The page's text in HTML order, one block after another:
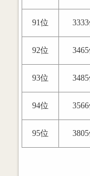
91位
92位
93位
94位
95位